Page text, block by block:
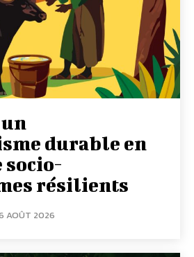
durable en
socio-
résilients
AOÛT 2026